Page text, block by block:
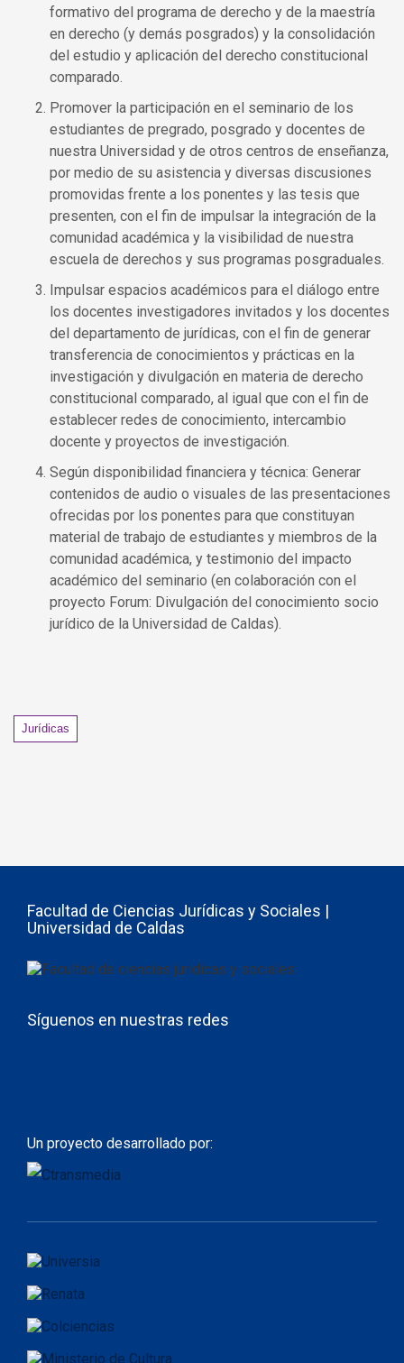
formativo del programa de derecho y de la maestría
en derecho (y demás posgrados) y la consolidación
del estudio y aplicación del derecho constitucional
comparado.
Promover la participación en el seminario de los
estudiantes de pregrado, posgrado y docentes de
nuestra Universidad y de otros centros de enseñanza,
por medio de su asistencia y diversas discusiones
promovidas frente a los ponentes y las tesis que
presenten, con el fin de impulsar la integración de la
comunidad académica y la visibilidad de nuestra
escuela de derechos y sus programas posgraduales.
Impulsar espacios académicos para el diálogo entre
los docentes investigadores invitados y los docentes
del departamento de jurídicas, con el fin de generar
transferencia de conocimientos y prácticas en la
investigación y divulgación en materia de derecho
constitucional comparado, al igual que con el fin de
establecer redes de conocimiento, intercambio
docente y proyectos de investigación.
Según disponibilidad financiera y técnica: Generar
contenidos de audio o visuales de las presentaciones
ofrecidas por los ponentes para que constituyan
material de trabajo de estudiantes y miembros de la
comunidad académica, y testimonio del impacto
académico del seminario (en colaboración con el
proyecto Forum: Divulgación del conocimiento socio
jurídico de la Universidad de Caldas).
Tags
Jurídicas
Facultad de Ciencias Jurídicas y Sociales |
Universidad de Caldas
Síguenos en nuestras redes
Un proyecto desarrollado por: